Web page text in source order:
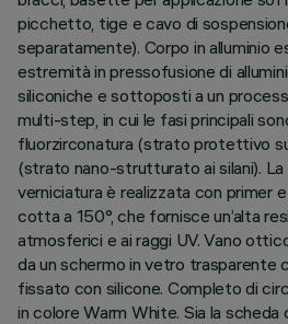
picchetto, tige e cavo di
separatamente). Corpo in alluminio
estremità in pressofusione di
siliconiche e sottoposti a un
multi-step, in cui le fasi principali
fluorzirconatura (strato protettivo
(strato nano-strutturato ai silani).
verniciatura è realizzata con primer
cotta a 150°, che fornisce un’alta
atmosferici e ai raggi UV. Vano
da un schermo in vetro trasparente
fissato con silicone. Completo di
in colore Warm White. Sia la